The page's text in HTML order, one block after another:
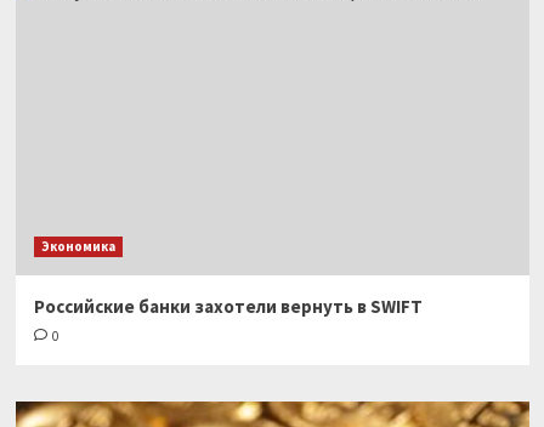
Экономика
Российские банки захотели вернуть в SWIFT
0